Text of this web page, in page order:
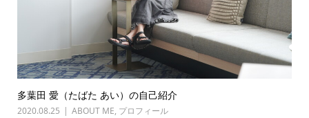
多葉田 愛（たばた あい）の自己紹介
2020.08.25 ABOUT ME, プロフィール